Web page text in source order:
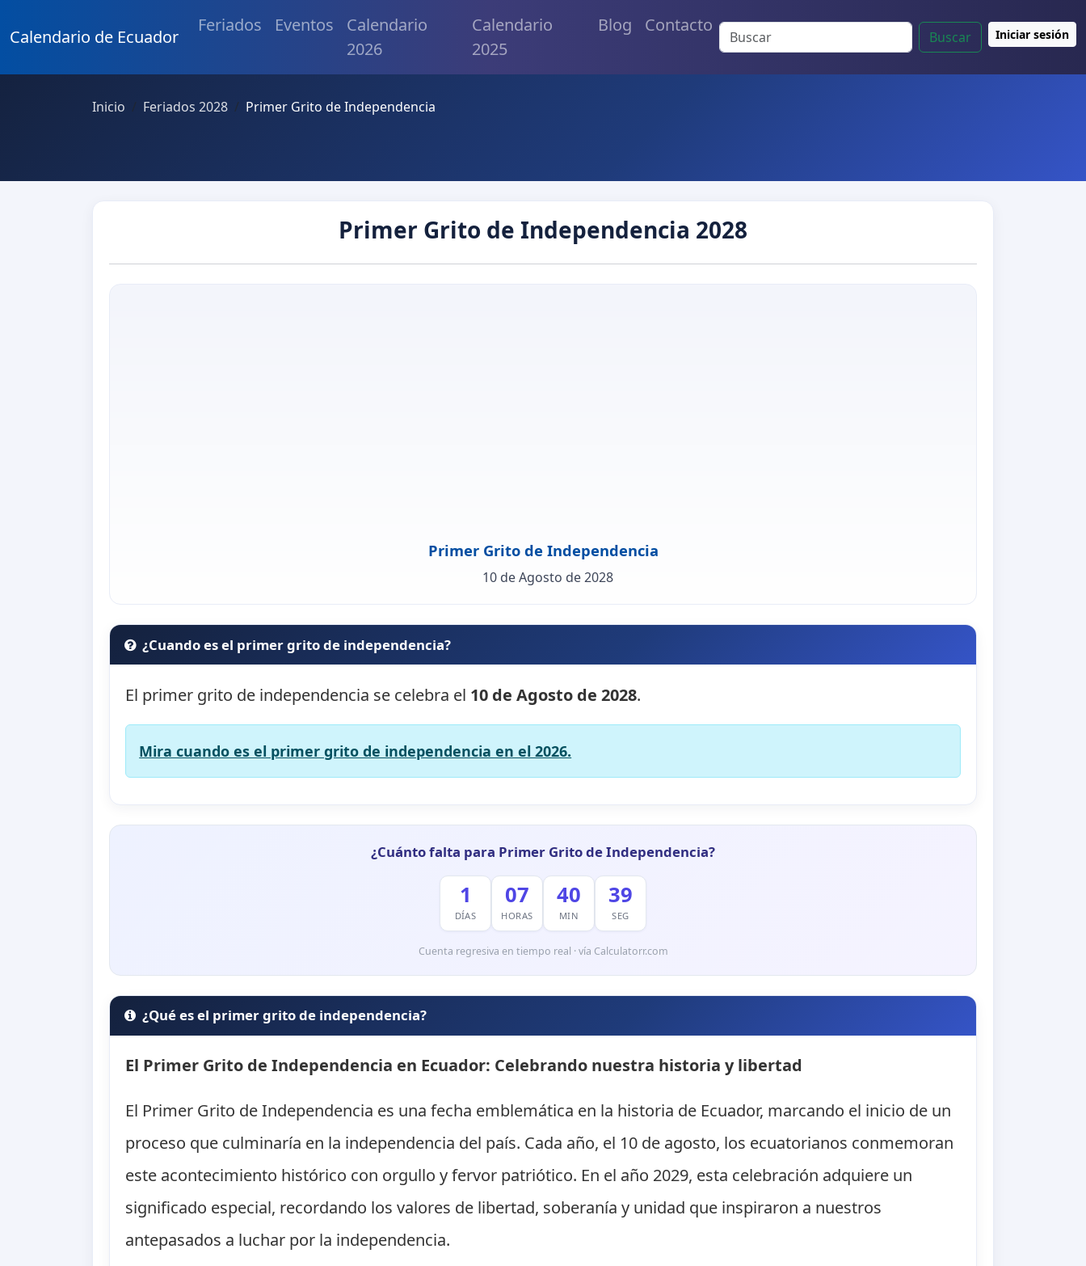
Calendario de Ecuador
Feriados Eventos
Calendario
2026
Calendario
2025
Blog Contacto
Buscar Iniciar sesión
Inicio Feriados 2028 Primer Grito de Independencia
Primer Grito de Independencia 2028
Primer Grito de Independencia
10 de Agosto de 2028
¿Cuando es el primer grito de independencia?
El primer grito de independencia se celebra el 10 de Agosto de 2028.
Mira cuando es el primer grito de independencia en el 2026.
¿Cuánto falta para Primer Grito de Independencia?
1
DÍAS
07
HORAS
40
MIN
38
SEG
Cuenta regresiva en tiempo real · vía Calculatorr.com
¿Qué es el primer grito de independencia?
El Primer Grito de Independencia en Ecuador: Celebrando nuestra historia y libertad
El Primer Grito de Independencia es una fecha emblemática en la historia de Ecuador, marcando el inicio de un
proceso que culminaría en la independencia del país. Cada año, el 10 de agosto, los ecuatorianos conmemoran
este acontecimiento histórico con orgullo y fervor patriótico. En el año 2029, esta celebración adquiere un
significado especial, recordando los valores de libertad, soberanía y unidad que inspiraron a nuestros
antepasados a luchar por la independencia.